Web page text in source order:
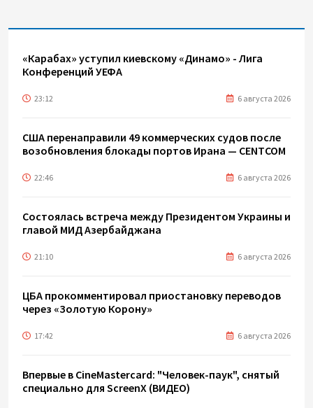
«Карабах» уступил киевскому «Динамо» - Лига
Конференций УЕФА
23:12 6 августа 2026
США перенаправили 49 коммерческих судов после
возобновления блокады портов Ирана — CENTCOM
22:46 6 августа 2026
Состоялась встреча между Президентом Украины и
главой МИД Азербайджана
21:10 6 августа 2026
ЦБА прокомментировал приостановку переводов
через «Золотую Корону»
17:42 6 августа 2026
Впервые в CineMastercard: "Человек-паук", снятый
специально для ScreenX (ВИДЕО)